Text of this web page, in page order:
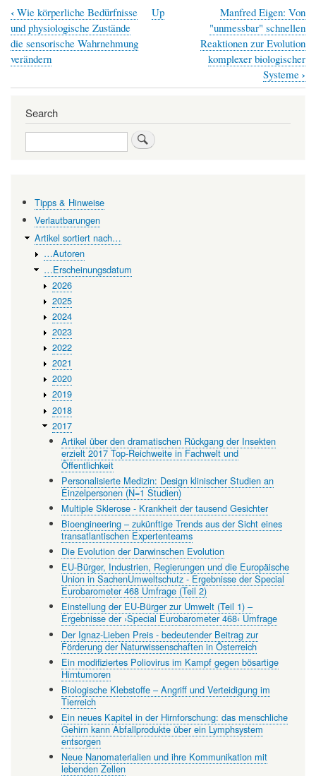
Book
traversal
links
for
Überschreitungen
von
Diesel-
Auswirkungen
auf
globale
Gesundheit
Umwelt
‹ Wie körperliche Bedürfnisse
und physiologische Zustände
die sensorische Wahrnehmung
verändern
Up
Manfred Eigen: Von
"unmessbar" schnellen
Reaktionen zur Evolution
komplexer biologischer
Systeme ›
Search
Search
Tipps & Hinweise
Verlautbarungen
Artikel sortiert nach…
…Autoren
…Erscheinungsdatum
2026
2025
2024
2023
2022
2021
2020
2019
2018
2017
Artikel über den dramatischen Rückgang der Insekten
erzielt 2017 Top-Reichweite in Fachwelt und
Öffentlichkeit
Personalisierte Medizin: Design klinischer Studien an
Einzelpersonen (N=1 Studien)
Multiple Sklerose - Krankheit der tausend Gesichter
Bioengineering – zukünftige Trends aus der Sicht eines
transatlantischen Expertenteams
Die Evolution der Darwinschen Evolution
EU-Bürger, Industrien, Regierungen und die Europäische
Union in SachenUmweltschutz - Ergebnisse der Special
Eurobarometer 468 Umfrage (Teil 2)
Einstellung der EU-Bürger zur Umwelt (Teil 1) –
Ergebnisse der ›Special Eurobarometer 468‹ Umfrage
Der Ignaz-Lieben Preis - bedeutender Beitrag zur
Förderung der Naturwissenschaften in Österreich
Ein modifiziertes Poliovirus im Kampf gegen bösartige
Hirntumoren
Biologische Klebstoffe – Angriff und Verteidigung im
Tierreich
Ein neues Kapitel in der Hirnforschung: das menschliche
Gehirn kann Abfallprodukte über ein Lymphsystem
entsorgen
Neue Nanomaterialien und ihre Kommunikation mit
lebenden Zellen